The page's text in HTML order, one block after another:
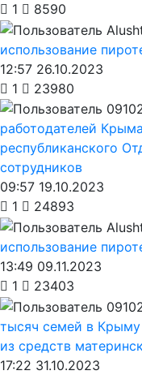
1
8590
использование
12:57 26.10.2023
1
23980
работодателей
республиканского
сотрудников
09:57 19.10.2023
1
24893
использование
13:49 09.11.2023
1
23403
тысяч семей в
из средств
17:22 31.10.2023